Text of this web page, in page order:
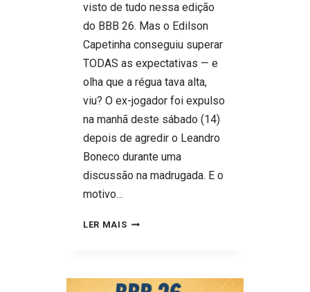
visto de tudo nessa edição
do BBB 26. Mas o Edilson
Capetinha conseguiu superar
TODAS as expectativas — e
olha que a régua tava alta,
viu? O ex-jogador foi expulso
na manhã deste sábado (14)
depois de agredir o Leandro
Boneco durante uma
discussão na madrugada. E o
motivo…
LER MAISEDILSON
CARTÃO